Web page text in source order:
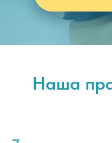
Наша